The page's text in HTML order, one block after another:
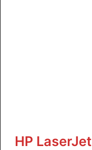
تحميل تعريف طابعة HP LaserJet